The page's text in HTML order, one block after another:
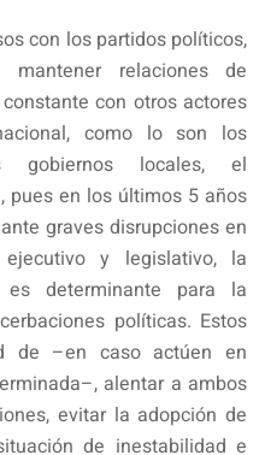
con los partidos políticos,
relaciones de
con otros actores
como lo son los
gobiernos locales, el
pues en los últimos 5 años
graves disrupciones en
y legislativo, la
determinante para la
políticas. Estos
de –en caso actúen en
alentar a ambos
evitar la adopción de
de inestabilidad e